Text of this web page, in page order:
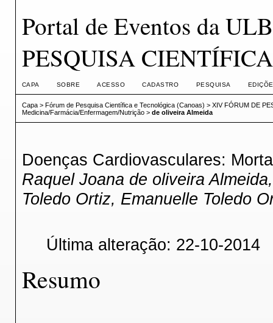
Portal de Eventos da
PESQUISA
CAPA SOBRE ACESSO CADASTRO PESQUISA
Capa> Fórum de Pesquisa Científica e Tecnológica (Canoas) > XIV FÓRUM DE
Medicina/Farmácia/Enfermagem/Nutrição> de oliveira Almeida
Doenças Cardiovasculares:
Raquel Joana de oliveira
Toledo Ortiz, Emanuelle Toledo
Última alteração: 22-10-2014
Resumo